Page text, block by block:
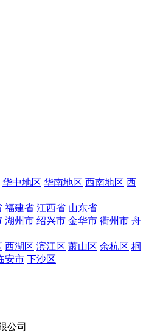
华中地区 华南地区 西南地区 西
福建省 江西省 山东省
湖州市 绍兴市 金华市 衢州市 舟
西湖区 滨江区 萧山区 余杭区 桐
安市 下沙区
公司